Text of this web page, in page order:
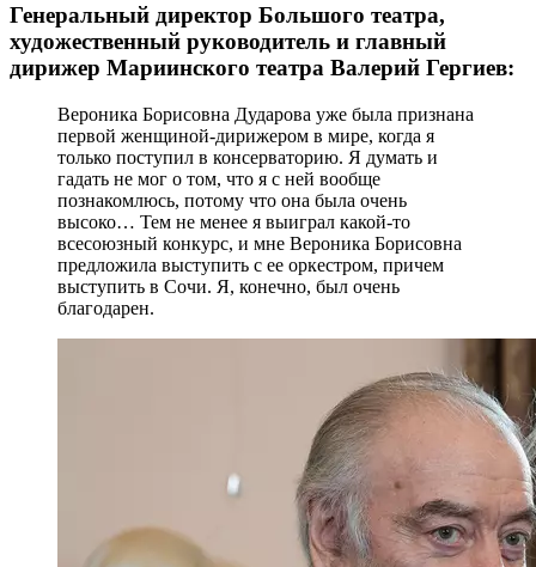
Генеральный директор Большого театра,
художественный руководитель и главный
дирижер Мариинского театра Валерий Гергиев:
Вероника Борисовна Дударова уже была признана
первой женщиной-дирижером в мире, когда я
только поступил в консерваторию. Я думать и
гадать не мог о том, что я с ней вообще
познакомлюсь, потому что она была очень
высоко… Тем не менее я выиграл какой-то
всесоюзный конкурс, и мне Вероника Борисовна
предложила выступить с ее оркестром, причем
выступить в Сочи. Я, конечно, был очень
благодарен.